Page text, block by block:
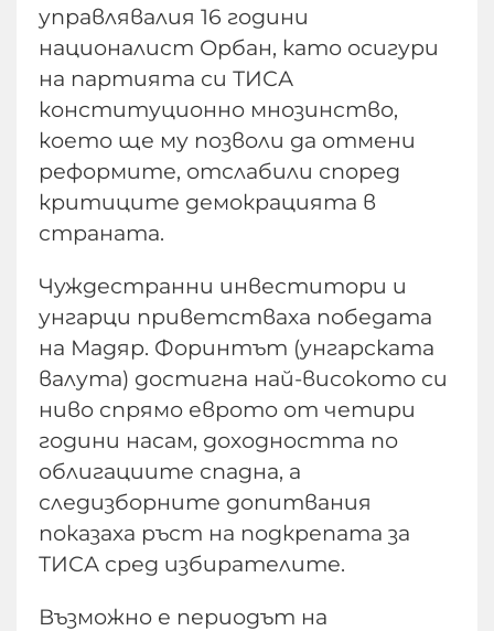
управлявалия 16 години
националист Орбан, като осигури
на партията си ТИСА
конституционно мнозинство,
което ще му позволи да отмени
реформите, отслабили според
критиците демокрацията в
страната.
Чуждестранни инвеститори и
унгарци приветстваха победата
на Мадяр. Форинтът (унгарската
валута) достигна най-високото си
ниво спрямо еврото от четири
години насам, доходността по
облигациите спадна, а
следизборните допитвания
показаха ръст на подкрепата за
ТИСА сред избирателите.
Възможно е периодът на